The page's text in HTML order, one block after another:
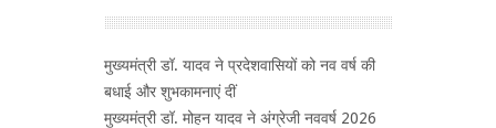
मुख्यमंत्री डॉ. यादव ने प्रदेशवासियों को नव वर्ष की
बधाई और शुभकामनाएं दीं
मुख्यमंत्री डॉ. मोहन यादव ने अंग्रेजी नववर्ष 2026